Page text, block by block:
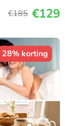
€185 €129
28% korting